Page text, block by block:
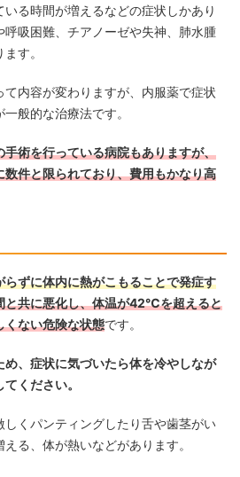
る時間が増えるなどの症状しかあり
呼吸困難、チアノーゼや失神、肺水腫
す。
内容が変わりますが、内服薬で症状
般的な治療法です。
手術を行っている病院もありますが、
件と限られており、費用もかなり高
らずに体内に熱がこもることで発症す
と共に悪化し、体温が42℃を超えると
くない危険な状態です。
、症状に気づいたら体を冷やしなが
ください。
くパンティングしたり舌や歯茎がい
る、体が熱いなどがあります。